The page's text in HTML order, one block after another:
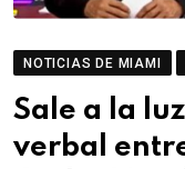
NOTICIAS DE MIAMI
Sale a la
verbal